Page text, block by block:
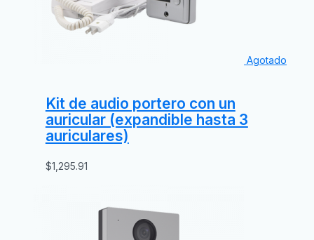
Agotado
Kit de audio portero con un
auricular (expandible hasta 3
auriculares)
$1,295.91